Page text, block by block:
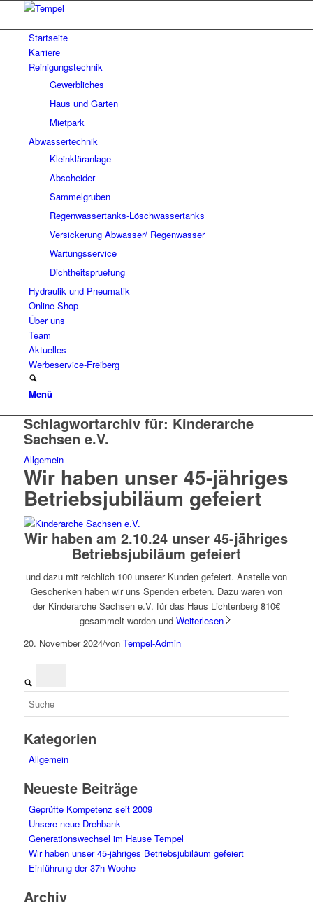
Startseite
Karriere
Reinigungstechnik
Gewerbliches
Haus und Garten
Mietpark
Abwassertechnik
Kleinkläranlage
Abscheider
Sammelgruben
Regenwassertanks-Löschwassertanks
Versickerung Abwasser/ Regenwasser
Wartungsservice
Dichtheitspruefung
Hydraulik und Pneumatik
Online-Shop
Über uns
Team
Aktuelles
Werbeservice-Freiberg
Menü
Schlagwortarchiv für: Kinderarche
Sachsen e.V.
Allgemein
Wir haben unser 45-jähriges
Betriebsjubiläum gefeiert
Wir haben am 2.10.24 unser 45-jähriges
Betriebsjubiläum gefeiert
und dazu mit reichlich 100 unserer Kunden gefeiert. Anstelle von
Geschenken haben wir uns Spenden erbeten. Dazu waren von
der Kinderarche Sachsen e.V. für das Haus Lichtenberg 810€
gesammelt worden undWeiterlesen
20. November 2024/von Tempel-Admin
Kategorien
Allgemein
Neueste Beiträge
Geprüfte Kompetenz seit 2009
Unsere neue Drehbank
Generationswechsel im Hause Tempel
Wir haben unser 45-jähriges Betriebsjubiläum gefeiert
Einführung der 37h Woche
Archiv